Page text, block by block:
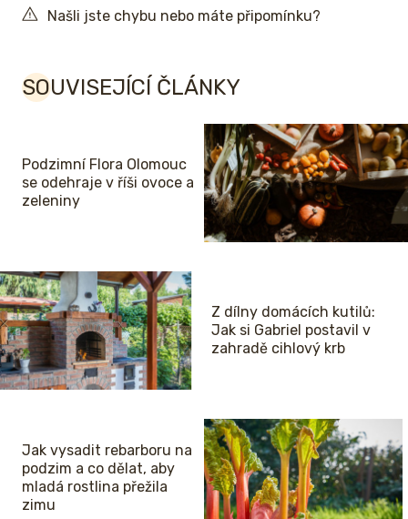
Našli jste chybu nebo máte připomínku?
SOUVISEJÍCÍ ČLÁNKY
Podzimní Flora Olomouc
se odehraje v říši ovoce a
zeleniny
Z dílny domácích kutilů:
Jak si Gabriel postavil v
zahradě cihlový krb
Jak vysadit rebarboru na
podzim a co dělat, aby
mladá rostlina přežila
zimu